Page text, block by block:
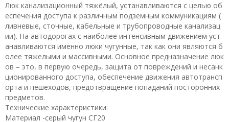
Люк канализационный тяжёлый, устанавливаются с целью об
еспечения доступа к различным подземным коммуникациям (
ливневые, сточные, кабельные и трубопроводные канализац
ии). На автодорогах с наиболее интенсивным движением уст
анавливаются именно люки чугунные, так как они являются б
олее тяжелыми и массивными. Основное предназначение люк
ов – это, в первую очередь, защита от повреждений и несанк
ционированного доступа, обеспечение движения автотрансп
орта и пешеходов, предотвращение попаданий посторонних
предметов.
Технические характеристики:
Материал -серый чугун СГ20